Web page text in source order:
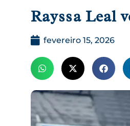
Rayssa Leal
fevereiro 15, 2026